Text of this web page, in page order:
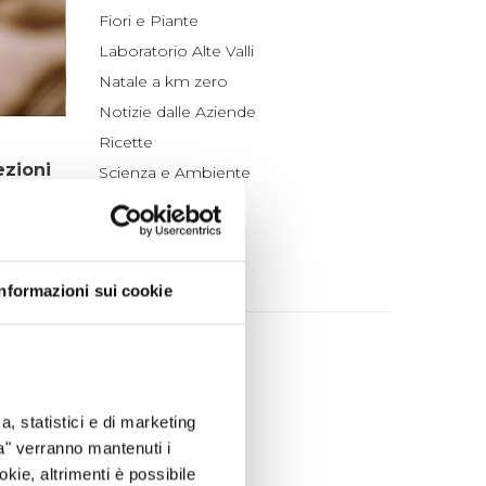
sui cookie
statistici e di marketing
verranno mantenuti i
altrimenti è possibile
e con
Fiori e Piante
Laboratorio Alte Valli
Natale a km zero
Notizie dalle Aziende
Ricette
Scienza e Ambiente
Tradizioni
Un po' di Storia
ARCHIVIO
giugno (4)
maggio (4)